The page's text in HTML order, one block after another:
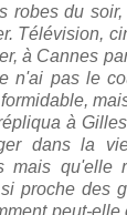
robes du
Télévision,
à Cannes
n'ai pas le
à
dans la
mais qu'elle
proche des
peut-